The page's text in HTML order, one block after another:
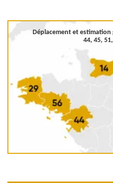
Déplacement et estimation
44, 45,